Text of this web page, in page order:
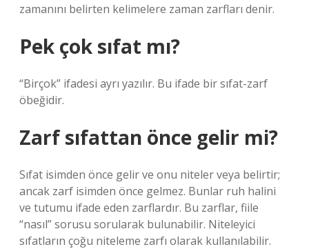
zamanını belirten kelimelere zaman zarfları denir.
Pek çok sıfat mı?
“Birçok” ifadesi ayrı yazılır. Bu ifade bir sıfat-zarf
öbeğidir.
Zarf sıfattan önce gelir mi?
Sıfat isimden önce gelir ve onu niteler veya belirtir;
ancak zarf isimden önce gelmez. Bunlar ruh halini
ve tutumu ifade eden zarflardır. Bu zarflar, fiile
“nasıl” sorusu sorularak bulunabilir. Niteleyici
sıfatların çoğu niteleme zarfı olarak kullanılabilir.